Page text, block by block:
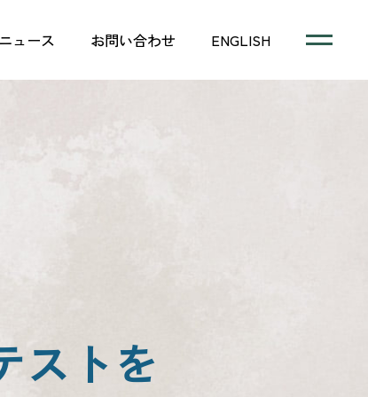
ニュース お問い合わせ ENGLISH
ストを